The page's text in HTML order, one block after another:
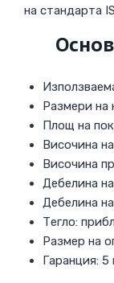
на стандарта
Размери на
Площ на
Височина
Височина
Дебелина
Дебелина
Тегло:
Размер на
Гаранция: 5